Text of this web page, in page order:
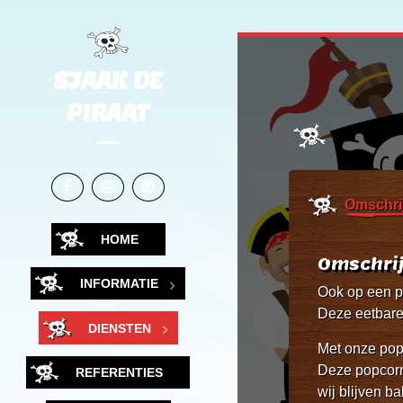
Ook op een
Deze
Met onze
Deze
wij blijven
SJAAK DE
PIRAAT
HOME
INFORMATIE
DIENSTEN
REFERENTIES